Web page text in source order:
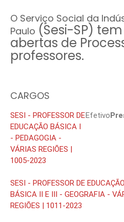
O Serviço Social da
Paulo (Sesi-SP) tem
abertas de
professores.
CARGOS
SESI - PROFESSOR DE
EDUCAÇÃO BÁSICA I
- PEDAGOGIA -
VÁRIAS REGIÕES |
1005-2023
Efetivo
SESI - PROFESSOR DE EDUCAÇÃO
BÁSICA II E III - GEOGRAFIA -
REGIÕES | 1011-2023